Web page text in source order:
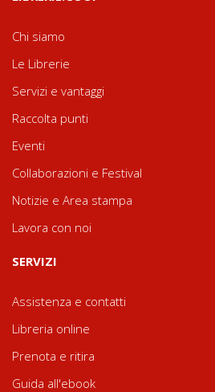
Chi siamo
Le Librerie
Servizi e vantaggi
Raccolta punti
Eventi
Collaborazioni e Festival
Notizie e Area stampa
Lavora con noi
SERVIZI
Assistenza e contatti
Libreria online
Prenota e ritira
Guida all'ebook